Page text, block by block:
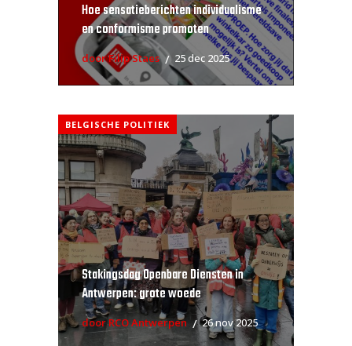
Hoe sensatieberichten individualisme
en conformisme promoten
door Filip Staes 25 dec 2025
BELGISCHE POLITIEK
Stakingsdag Openbare Diensten in
Antwerpen: grote woede
door RCO Antwerpen 26 nov 2025